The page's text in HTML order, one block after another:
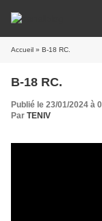
Accueil » B-18 RC.
B-18 RC.
Publié le 23/01/2024 à
Par TENIV